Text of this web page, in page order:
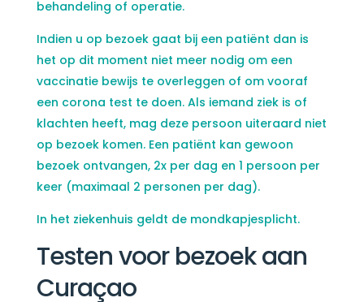
behandeling of operatie.
Indien u op bezoek gaat bij een patiënt dan is
het op dit moment niet meer nodig om een
vaccinatie bewijs te overleggen of om vooraf
een corona test te doen. Als iemand ziek is of
klachten heeft, mag deze persoon uiteraard niet
op bezoek komen. Een patiënt kan gewoon
bezoek ontvangen, 2x per dag en 1 persoon per
keer (maximaal 2 personen per dag).
In het ziekenhuis geldt de mondkapjesplicht.
Testen voor bezoek aan
Curaçao